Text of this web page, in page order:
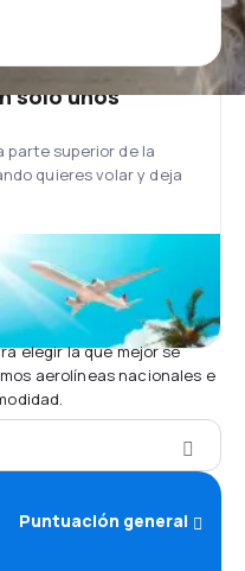
solo unos
parte superior de la
quieres volar y deja
elegir la que mejor se
aerolíneas nacionales e
Puntuación general